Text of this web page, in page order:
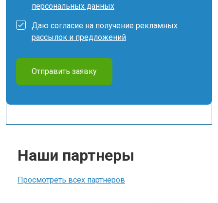
персональных данных
Даю согласие на получение рекламных
рассылок и предложений
Отправить заявку
Наши партнеры
Просмотреть всех партнеров